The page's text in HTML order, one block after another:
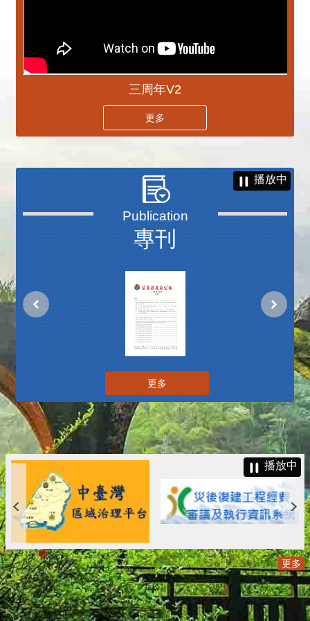
三周年V2
更多
專刊
播放中
更多
播放中
更多